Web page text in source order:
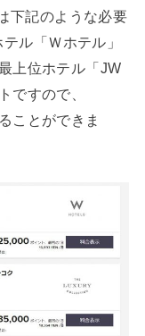
下記のような必要
ル「Ｗホテル」
上位ホテル「JW
ですので、
ことができま